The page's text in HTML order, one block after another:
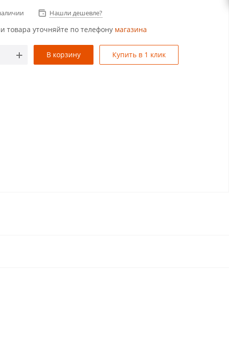
Нашли дешевле?
товара уточняйте по телефону магазина
В корзину Купить в 1 клик